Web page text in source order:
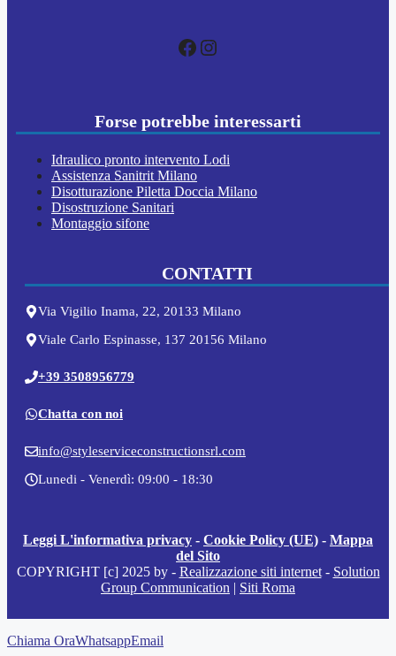
Facebook
Instagram
Forse potrebbe interessarti
Idraulico pronto intervento Lodi
Assistenza Sanitrit Milano
Disotturazione Piletta Doccia Milano
Disostruzione Sanitari
Montaggio sifone
CONTATTI
Via Vigilio Inama, 22, 20133 Milano
Viale Carlo Espinasse, 137 20156 Milano
+39 3508956779
Chatta con noi
info@styleserviceconstructionsrl.com
Lunedi - Venerdì: 09:00 - 18:30
Leggi L'informativa privacy - Cookie Policy (UE) - Mappa
del Sito
COPYRIGHT [c] 2025 by - Realizzazione siti internet- Solution
Group Communication
Siti Roma
Chiama OraWhatsappEmail